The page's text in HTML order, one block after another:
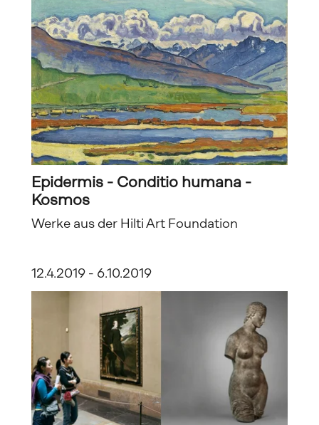
Epidermis - Conditio humana -
Kosmos
Werke aus der Hilti Art Foundation
12.4.2019 - 6.10.2019